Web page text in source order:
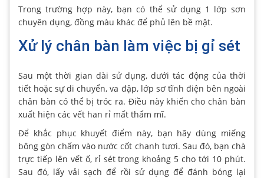
Trong trường hợp này, bạn có thể sử dụng 1 lớp sơn
chuyên dụng, đồng màu khác để phủ lên bề mặt.
Xử lý chân bàn làm việc bị gỉ sét
Sau một thời gian dài sử dụng, dưới tác động của thời
tiết hoặc sự di chuyển, va đập, lớp sơ tĩnh điện bên ngoài
chân bàn có thể bị tróc ra. Điều này khiến cho chân bàn
xuất hiện các vết han rỉ mất thẩm mĩ.
Để khắc phục khuyết điểm này, bạn hãy dùng miếng
bông gòn chấm vào nước cốt chanh tươi. Sau đó, bạn chà
trực tiếp lên vết ố, rỉ sét trong khoảng 5 cho tới 10 phút.
Sau đó, lấy vải sạch để rồi sử dụng để đánh bóng lại